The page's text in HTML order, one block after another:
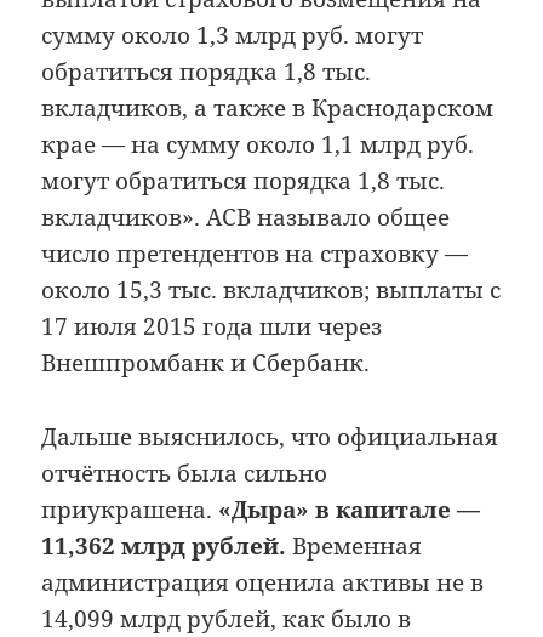
сумму около 1,3 млрд руб. могут
обратиться порядка 1,8 тыс.
вкладчиков, а также в Краснодарском
крае — на сумму около 1,1 млрд руб.
могут обратиться порядка 1,8 тыс.
вкладчиков». АСВ называло общее
число претендентов на страховку —
около 15,3 тыс. вкладчиков; выплаты с
17 июля 2015 года шли через
Внешпромбанк и Сбербанк.
Дальше выяснилось, что официальная
отчётность была сильно
приукрашена. «Дыра» в капитале —
11,362 млрд рублей. Временная
администрация оценила активы не в
14,099 млрд рублей, как было в